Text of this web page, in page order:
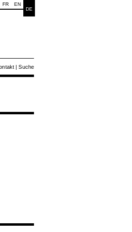
DE
EN
FR
|Suche